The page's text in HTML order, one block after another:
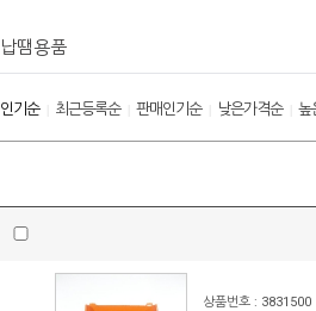
납땜용품
인기순| 최근등록순| 판매인기순| 낮은가격순| 높
상품번호 : 3831500